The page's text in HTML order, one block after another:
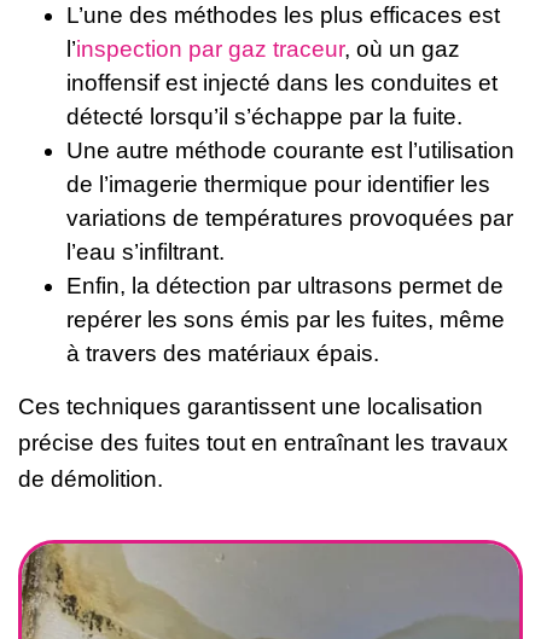
L’une des méthodes les plus efficaces est
l’inspection par gaz traceur, où un gaz
inoffensif est injecté dans les conduites et
détecté lorsqu’il s’échappe par la fuite.
Une autre méthode courante est l’utilisation
de l’imagerie thermique pour identifier les
variations de températures provoquées par
l’eau s’infiltrant.
Enfin, la détection par ultrasons permet de
repérer les sons émis par les fuites, même
à travers des matériaux épais.
Ces techniques garantissent une localisation
précise des fuites tout en entraînant les travaux
de démolition.